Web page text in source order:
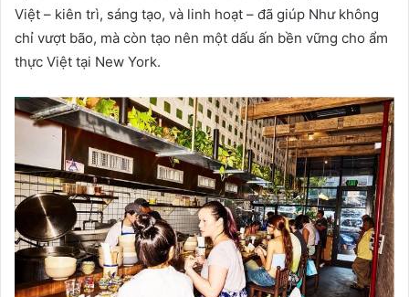
Việt – kiên trì, sáng tạo, và linh hoạt – đã giúp Như không
chỉ vượt bão, mà còn tạo nên một dấu ấn bền vững cho ẩm
thực Việt tại New York.